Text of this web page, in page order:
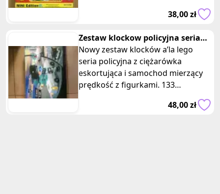
betoniarka, ciężarówka z hakiem.
38,00 zł
Zestaw klockow policyjna seria
dwa auta figurki
Nowy zestaw klocków a’la lego
seria policyjna z ciężarówka
eskortująca i samochod mierzący
prędkość z figurkami. 133
elementy. Dla dzieci powyżej 6 lat.
48,00 zł